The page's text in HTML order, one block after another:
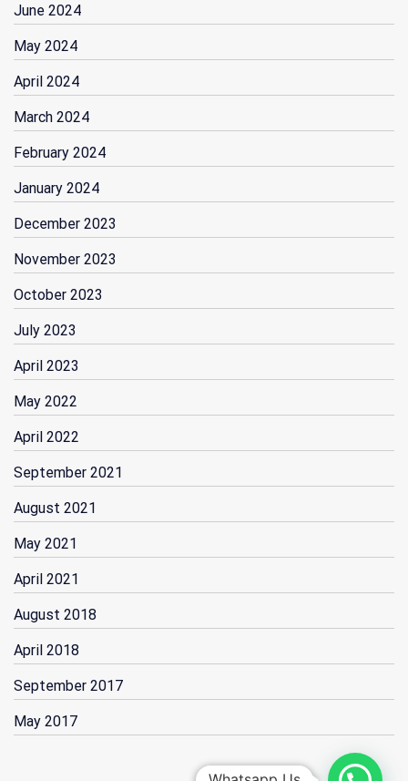
June 2024
May 2024
April 2024
March 2024
February 2024
January 2024
December 2023
November 2023
October 2023
July 2023
April 2023
May 2022
April 2022
September 2021
August 2021
May 2021
April 2021
August 2018
April 2018
September 2017
May 2017